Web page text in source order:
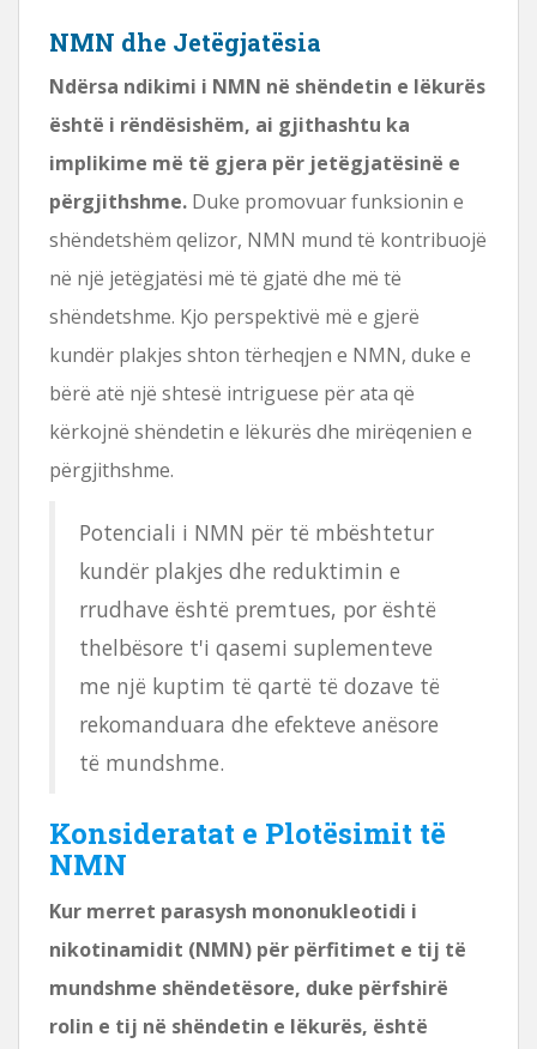
NMN dhe Jetëgjatësia
Ndërsa ndikimi i NMN në shëndetin e lëkurës
është i rëndësishëm, ai gjithashtu ka
implikime më të gjera për jetëgjatësinë e
përgjithshme. Duke promovuar funksionin e
shëndetshëm qelizor, NMN mund të kontribuojë
në një jetëgjatësi më të gjatë dhe më të
shëndetshme. Kjo perspektivë më e gjerë
kundër plakjes shton tërheqjen e NMN, duke e
bërë atë një shtesë intriguese për ata që
kërkojnë shëndetin e lëkurës dhe mirëqenien e
përgjithshme.
Potenciali i NMN për të mbështetur
kundër plakjes dhe reduktimin e
rrudhave është premtues, por është
thelbësore t'i qasemi suplementeve
me një kuptim të qartë të dozave të
rekomanduara dhe efekteve anësore
të mundshme.
Konsideratat e Plotësimit të
NMN
Kur merret parasysh mononukleotidi i
nikotinamidit (NMN) për përfitimet e tij të
mundshme shëndetësore, duke përfshirë
rolin e tij në shëndetin e lëkurës, është